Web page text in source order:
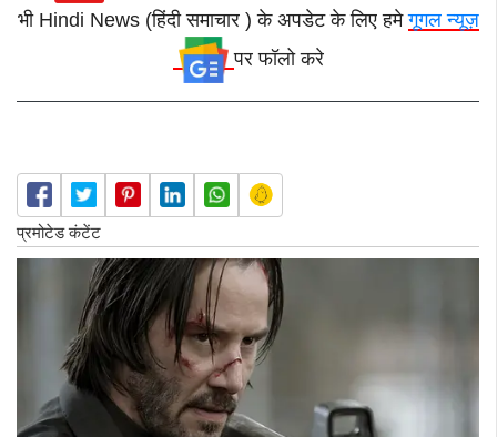
भी Hindi News (हिंदी समाचार ) के अपडेट के लिए हमेगूगल न्यूज़
पर फॉलो करे